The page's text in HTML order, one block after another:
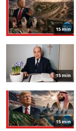
15 min
15 min
15 min